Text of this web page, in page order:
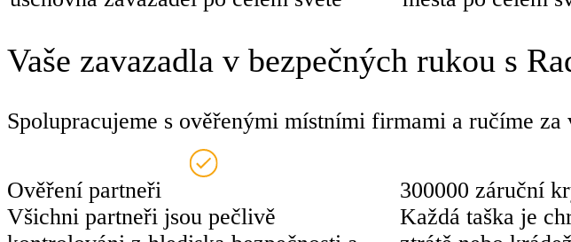
Vaše zavazadla v bezpečných rukou s
Spolupracujeme s ověřenými místními firmami a ručíme za
Ověření partneři
Všichni partneři jsou pečlivě
300000 záruční
Každá taška je